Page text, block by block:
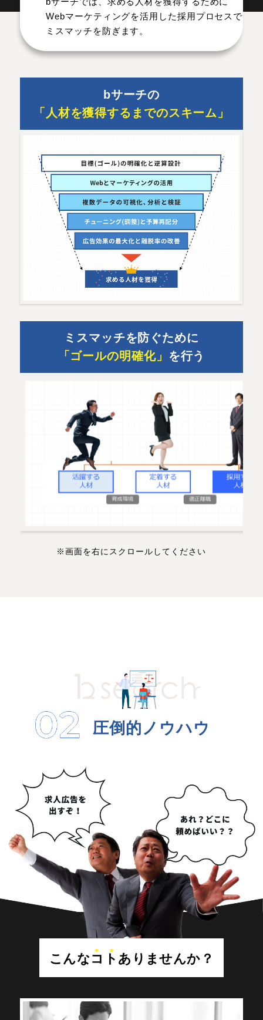
Webマーケティングを活用した採用プロセスで
ミスマッチを防ぎます。
bサーチの
「人材を獲得するまでのスキーム」
ミスマッチを防ぐために
「ゴールの明確化」
を行う
※画面を右にスクロールしてください
圧倒的ノウハウ
こんなコト ありませんか？